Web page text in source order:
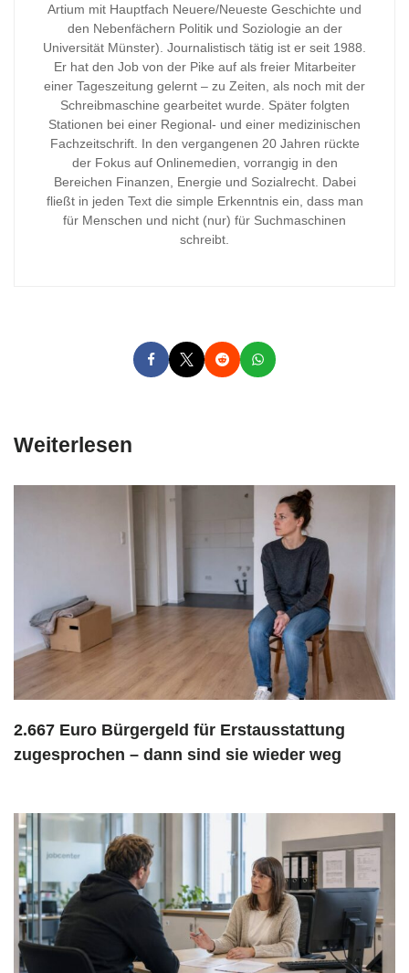
Artium mit Hauptfach Neuere/Neueste Geschichte und
den Nebenfächern Politik und Soziologie an der
Universität Münster). Journalistisch tätig ist er seit 1988.
Er hat den Job von der Pike auf als freier Mitarbeiter
einer Tageszeitung gelernt – zu Zeiten, als noch mit der
Schreibmaschine gearbeitet wurde. Später folgten
Stationen bei einer Regional- und einer medizinischen
Fachzeitschrift. In den vergangenen 20 Jahren rückte
der Fokus auf Onlinemedien, vorrangig in den
Bereichen Finanzen, Energie und Sozialrecht. Dabei
fließt in jeden Text die simple Erkenntnis ein, dass man
für Menschen und nicht (nur) für Suchmaschinen
schreibt.
Weiterlesen
2.667 Euro Bürgergeld für Erstausstattung
zugesprochen – dann sind sie wieder weg